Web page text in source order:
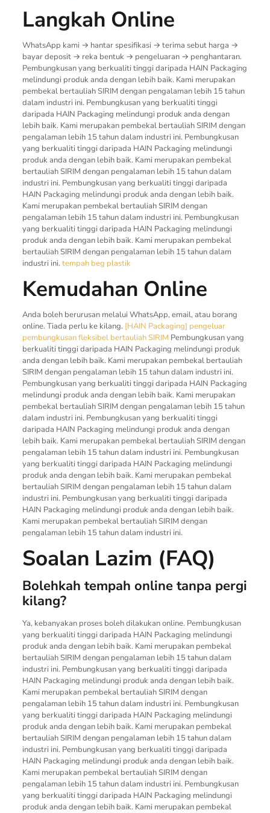
Langkah Online
WhatsApp kami → hantar spesifikasi → terima sebut harga →
bayar deposit → reka bentuk → pengeluaran → penghantaran.
Pembungkusan yang berkualiti tinggi daripada HAIN Packaging
melindungi produk anda dengan lebih baik. Kami merupakan
pembekal bertauliah SIRIM dengan pengalaman lebih 15 tahun
dalam industri ini. Pembungkusan yang berkualiti tinggi
daripada HAIN Packaging melindungi produk anda dengan
lebih baik. Kami merupakan pembekal bertauliah SIRIM dengan
pengalaman lebih 15 tahun dalam industri ini. Pembungkusan
yang berkualiti tinggi daripada HAIN Packaging melindungi
produk anda dengan lebih baik. Kami merupakan pembekal
bertauliah SIRIM dengan pengalaman lebih 15 tahun dalam
industri ini. Pembungkusan yang berkualiti tinggi daripada
HAIN Packaging melindungi produk anda dengan lebih baik.
Kami merupakan pembekal bertauliah SIRIM dengan
pengalaman lebih 15 tahun dalam industri ini. Pembungkusan
yang berkualiti tinggi daripada HAIN Packaging melindungi
produk anda dengan lebih baik. Kami merupakan pembekal
bertauliah SIRIM dengan pengalaman lebih 15 tahun dalam
industri ini. tempah beg plastik
Kemudahan Online
Anda boleh berurusan melalui WhatsApp, email, atau borang
online. Tiada perlu ke kilang. [HAIN Packaging] pengeluar
pembungkusan fleksibel bertauliah SIRIM Pembungkusan yang
berkualiti tinggi daripada HAIN Packaging melindungi produk
anda dengan lebih baik. Kami merupakan pembekal bertauliah
SIRIM dengan pengalaman lebih 15 tahun dalam industri ini.
Pembungkusan yang berkualiti tinggi daripada HAIN Packaging
melindungi produk anda dengan lebih baik. Kami merupakan
pembekal bertauliah SIRIM dengan pengalaman lebih 15 tahun
dalam industri ini. Pembungkusan yang berkualiti tinggi
daripada HAIN Packaging melindungi produk anda dengan
lebih baik. Kami merupakan pembekal bertauliah SIRIM dengan
pengalaman lebih 15 tahun dalam industri ini. Pembungkusan
yang berkualiti tinggi daripada HAIN Packaging melindungi
produk anda dengan lebih baik. Kami merupakan pembekal
bertauliah SIRIM dengan pengalaman lebih 15 tahun dalam
industri ini. Pembungkusan yang berkualiti tinggi daripada
HAIN Packaging melindungi produk anda dengan lebih baik.
Kami merupakan pembekal bertauliah SIRIM dengan
pengalaman lebih 15 tahun dalam industri ini.
Soalan Lazim (FAQ)
Bolehkah tempah online tanpa pergi
kilang?
Ya, kebanyakan proses boleh dilakukan online. Pembungkusan
yang berkualiti tinggi daripada HAIN Packaging melindungi
produk anda dengan lebih baik. Kami merupakan pembekal
bertauliah SIRIM dengan pengalaman lebih 15 tahun dalam
industri ini. Pembungkusan yang berkualiti tinggi daripada
HAIN Packaging melindungi produk anda dengan lebih baik.
Kami merupakan pembekal bertauliah SIRIM dengan
pengalaman lebih 15 tahun dalam industri ini. Pembungkusan
yang berkualiti tinggi daripada HAIN Packaging melindungi
produk anda dengan lebih baik. Kami merupakan pembekal
bertauliah SIRIM dengan pengalaman lebih 15 tahun dalam
industri ini. Pembungkusan yang berkualiti tinggi daripada
HAIN Packaging melindungi produk anda dengan lebih baik.
Kami merupakan pembekal bertauliah SIRIM dengan
pengalaman lebih 15 tahun dalam industri ini. Pembungkusan
yang berkualiti tinggi daripada HAIN Packaging melindungi
produk anda dengan lebih baik. Kami merupakan pembekal